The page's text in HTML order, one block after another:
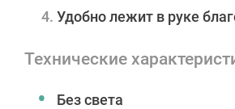
Удобно лежит в руке
Технические
Без света